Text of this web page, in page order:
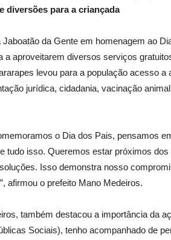
diversões para a criançada
da Gente em homenagem ao
a aproveitarem diversos serviços
levou para a população acesso a
jurídica, cidadania, vacinação
o Dia dos Pais, pensamos
tudo isso. Queremos estar próximos
Isso demonstra nosso
afirmou o prefeito Mano Medeiros.
também destacou a importância da
Sociais), tenho acompanhado de